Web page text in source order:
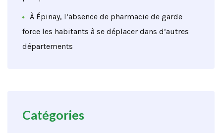
À Épinay, l’absence de pharmacie de garde
force les habitants à se déplacer dans d’autres
départements
Catégories